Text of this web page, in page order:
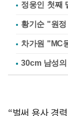
정웅인 첫째
황기순 "원
“벌써 용사 경